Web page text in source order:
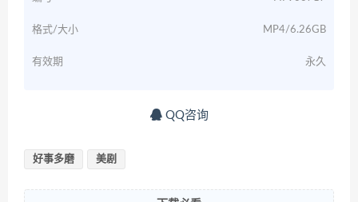
格式/大小 MP4/6.26GB
有效期 永久
QQ咨询
好事多磨 美剧